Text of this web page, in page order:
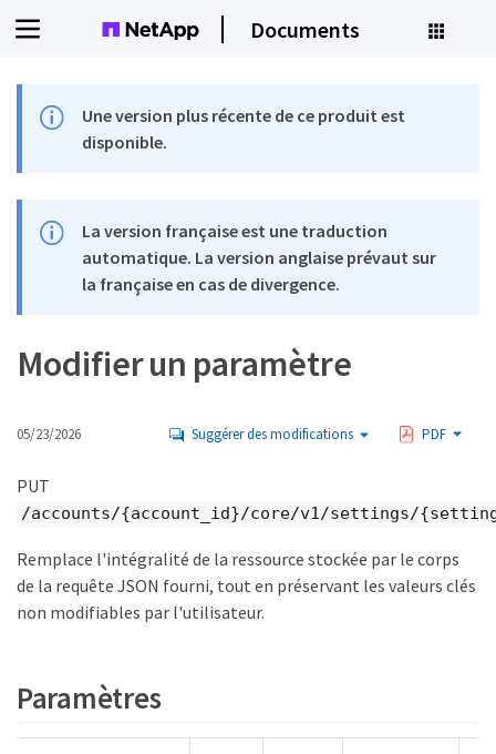
Documents
Une version plus récente de ce produit est
disponible.
La version française est une traduction
automatique. La version anglaise prévaut sur
la française en cas de divergence.
Modifier un paramètre
05/23/2026 Suggérer des modifications PDF
PUT
/accounts/{account_id}/core/v1/settings/
Remplace l'intégralité de la ressource stockée par le corps
de la requête JSON fourni, tout en préservant les valeurs clés
non modifiables par l'utilisateur.
Paramètres